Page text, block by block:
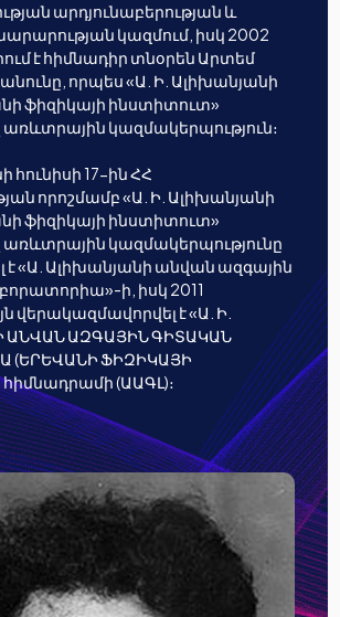
արդյունաբերության և
կազմում, իսկ 2002
է հիմնադիր տնօրեն Արտեմ
որպես «Ա. Ի. Ալիխանյանի
ֆիզիկայի ինստիտուտ»
կազմակերպություն։
հունիսի 17-ին ՀՀ
որոշմամբ «Ա. Ի. Ալիխանյանի
ֆիզիկայի ինստիտուտ»
կազմակերպությունը
է «Ա. Ալիխանյանի անվան ազգային
ի, իսկ 2011
վերակազմավորվել է «Ա. Ի.
ԱՆՎԱՆ ԱԶԳԱՅԻՆ ԳԻՏԱԿԱՆ
(ԵՐԵՎԱՆԻ ՖԻԶԻԿԱՅԻ
(ԱԱԳԼ)։